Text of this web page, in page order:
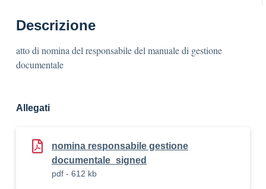
Descrizione
atto di nomina del responsabile del manuale di gestione
documentale
Allegati
nomina responsabile gestione
documentale_signed
pdf - 612 kb